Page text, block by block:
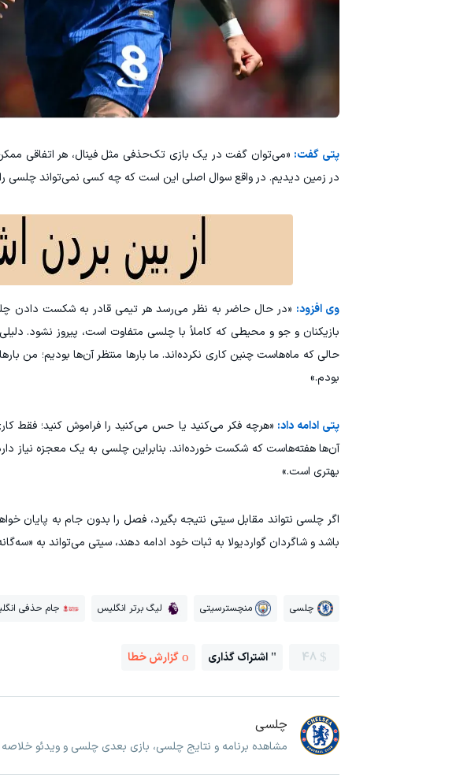
پتی گفت: «می‌توان گفت در یک بازی تک‌حذفی مثل فینال، هر اتفاقی
در زمین دیدیم. در واقع سوال اصلی این است که چه کسی نمی‌تواند
وی افزود: «در حال حاضر به نظر می‌رسد هر تیمی قادر به شکست دادن
بازیکنان و جو و محیطی که کاملاً با چلسی متفاوت است، پیروز نشود.
حالی که ماه‌هاست چنین کاری نکرده‌اند. ما بارها منتظر آن‌ها بودیم؛ من
بودم.»
پتی ادامه داد: «هرچه فکر می‌کنید یا حس می‌کنید را فراموش کنید؛ فقط
آن‌ها هفته‌هاست که شکست خورده‌اند. بنابراین چلسی به یک معجزه نیاز
بهتری است.»
اگر چلسی نتواند مقابل سیتی نتیجه بگیرد، فصل را بدون جام به پایان
باشد و شاگردان گواردیولا به ثبات خود ادامه دهند، سیتی می‌تواند به
چلسی منچسترسیتی لیگ برتر انگلیس جام حذفی
48 اشتراک گذاری گزارش خطا
چلسی
مشاهده برنامه و نتایج چلسی، بازی بعدی چلسی و ویدئو